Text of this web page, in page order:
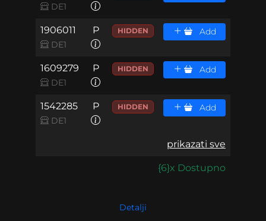
DE1
1906011
DE1
P HIDDEN Add
1609279
DE1
P HIDDEN Add
1542285
DE1
P HIDDEN Add
prikazati sve
{6}x Dostupno
Detalji